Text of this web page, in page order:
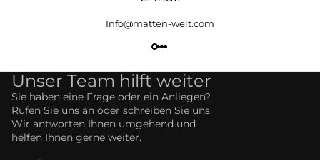
Info@matten-welt.com
Unser Team hilft weiter
Sie haben eine Frage oder ein Anliegen?
Rufen Sie uns an oder schreiben Sie uns.
Wir antworten Ihnen umgehend und
helfen Ihnen gerne weiter.